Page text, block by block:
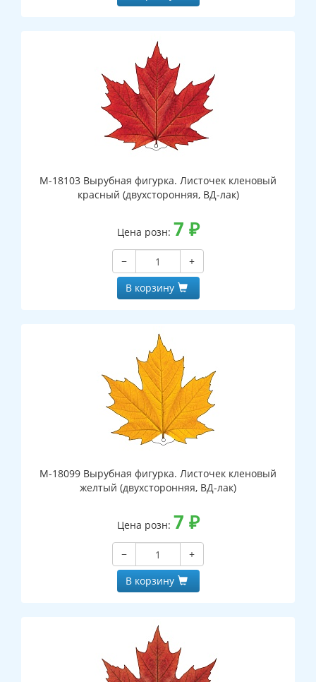
М-18103 Вырубная фигурка. Листочек кленовый
красный (двухсторонняя, ВД-лак)
Цена розн: 7 ₽
−
+
В корзину
М-18099 Вырубная фигурка. Листочек кленовый
желтый (двухсторонняя, ВД-лак)
Цена розн: 7 ₽
−
+
В корзину